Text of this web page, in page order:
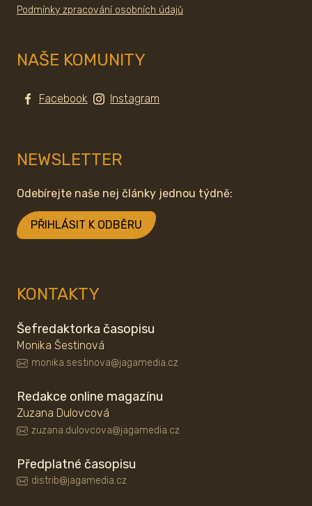
Podmínky zpracování osobních údajů
NAŠE KOMUNITY
Facebook Instagram
NEWSLETTER
Odebírejte naše nej články jednou týdně:
PŘIHLÁSIT K ODBĚRU
KONTAKTY
Šefredaktorka časopisu
Monika Šestinová
monika.sestinova@jagamedia.cz
Redakce online magazínu
Zuzana Dulovcová
zuzana.dulovcova@jagamedia.cz
Předplatné časopisu
distrib@jagamedia.cz